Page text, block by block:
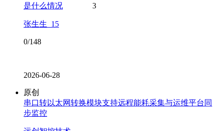
是什么情况
3
张生生_15
0/148
2026-06-28
原创
串口转以太网转换模块支持远程能耗采集与运维平台同
步监控